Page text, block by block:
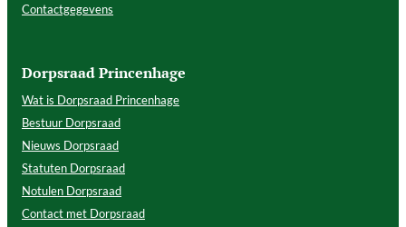
Contactgegevens
Dorpsraad Princenhage
Wat is Dorpsraad Princenhage
Bestuur Dorpsraad
Nieuws Dorpsraad
Statuten Dorpsraad
Notulen Dorpsraad
Contact met Dorpsraad